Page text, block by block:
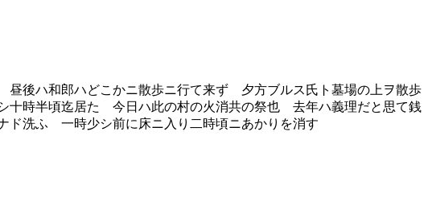
ハ和郎ハどこかニ散歩ニ行て来ず 夕方ブルス氏ト墓場の上ヲ散歩
十時半頃迄居た 今日ハ此の村の火消共の祭也 去年ハ義理だと思て銭
ド洗ふ 一時少シ前に床ニ入り二時頃ニあかりを消す